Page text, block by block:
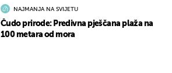
NAJMANJA NA SVIJETU
Čudo prirode: Predivna pješčana plaža na
100 metara od mora